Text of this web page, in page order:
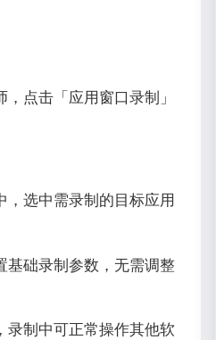
点击「应用窗口录制」
，选中需录制的目标应用
基础录制参数，无需调整
录制中可正常操作其他软